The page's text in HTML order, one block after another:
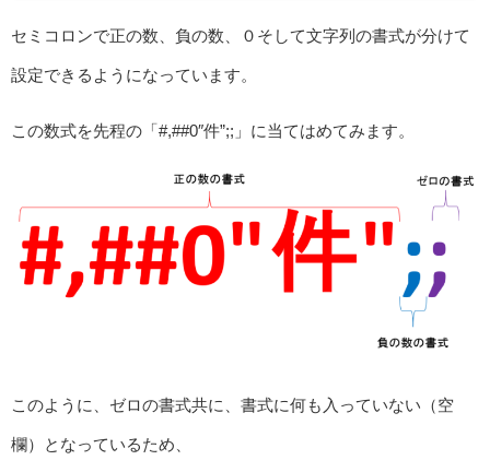
セミコロンで正の数、負の数、０そして文字列の書式が分けて
設定できるようになっています。
この数式を先程の「#,##0″件”;;」に当てはめてみます。
このように、ゼロの書式共に、書式に何も入っていない（空
欄）となっているため、